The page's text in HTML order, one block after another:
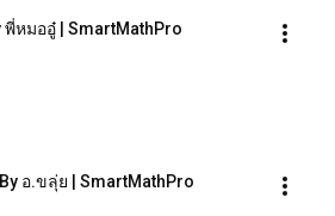
พี่หมออู๋ | SmartMathPro
อ.ขลุ่ย | SmartMathPro